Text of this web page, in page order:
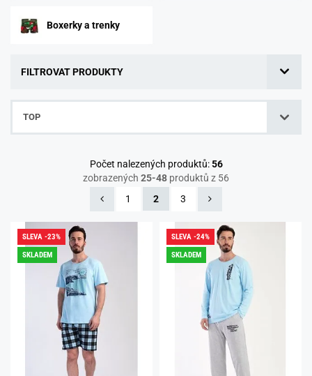
Boxerky a trenky
FILTROVAT PRODUKTY
TOP
Počet nalezených produktů:56
zobrazených 25-48produktů z 56
1
2 3
SLEVA -23%
SKLADEM
SLEVA -24%
SKLADEM